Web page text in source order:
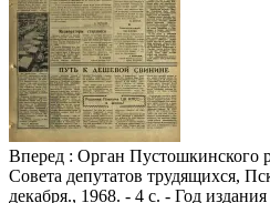
Вперед : Орган
Совета депутатов трудящихся,
декабря., 1968. - 4 с. - Год